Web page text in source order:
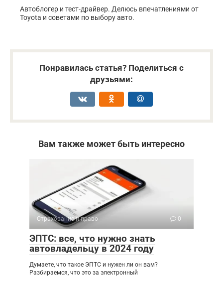
Автоблогер и тест-драйвер. Делюсь впечатлениями от
Toyota и советами по выбору авто.
Понравилась статья? Поделиться с
друзьями:
Вам также может быть интересно
Страхование и право 0
ЭПТС: все, что нужно знать
автовладельцу в 2024 году
Думаете, что такое ЭПТС и нужен ли он вам?
Разбираемся, что это за электронный